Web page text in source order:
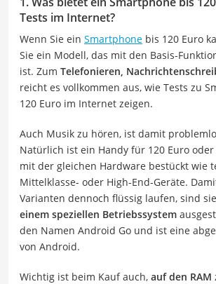
Tests im Internet?
Wenn Sie ein Smartphone bis 120 Euro
Sie ein Modell, das mit den Basis-
ist. Zum Telefonieren,
reicht es vollkommen aus, wie Tests zu
120 Euro im Internet zeigen.
Auch Musik zu hören, ist damit
Natürlich ist ein Handy für 120 Euro
mit der gleichen Hardware bestückt wie
Mittelklasse- oder High-End-Geräte.
Varianten dennoch flüssig laufen, sind
einem speziellen Betriebssystem
den Namen Android Go und ist eine
von Android.
Wichtig ist beim Kauf auch, auf den RAM